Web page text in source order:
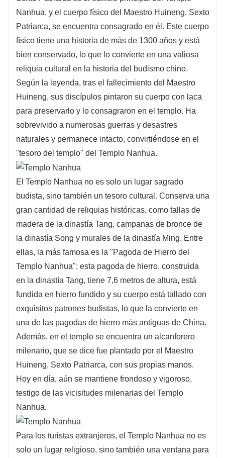
Nanhua, y el cuerpo físico del Maestro Huineng, Sexto
Patriarca, se encuentra consagrado en él. Este cuerpo
físico tiene una historia de más de 1300 años y está
bien conservado, lo que lo convierte en una valiosa
reliquia cultural en la historia del budismo chino.
Según la leyenda, tras el fallecimiento del Maestro
Huineng, sus discípulos pintaron su cuerpo con laca
para preservarlo y lo consagraron en el templo. Ha
sobrevivido a numerosas guerras y desastres
naturales y permanece intacto, convirtiéndose en el
"tesoro del templo" del Templo Nanhua.
El Templo Nanhua no es solo un lugar sagrado
budista, sino también un tesoro cultural. Conserva una
gran cantidad de reliquias históricas, como tallas de
madera de la dinastía Tang, campanas de bronce de
la dinastía Song y murales de la dinastía Ming. Entre
ellas, la más famosa es la "Pagoda de Hierro del
Templo Nanhua": esta pagoda de hierro, construida
en la dinastía Tang, tiene 7,6 metros de altura, está
fundida en hierro fundido y su cuerpo está tallado con
exquisitos patrones budistas, lo que la convierte en
una de las pagodas de hierro más antiguas de China.
Además, en el templo se encuentra un alcanforero
milenario, que se dice fue plantado por el Maestro
Huineng, Sexto Patriarca, con sus propias manos.
Hoy en día, aún se mantiene frondoso y vigoroso,
testigo de las vicisitudes milenarias del Templo
Nanhua.
Para los turistas extranjeros, el Templo Nanhua no es
solo un lugar religioso, sino también una ventana para